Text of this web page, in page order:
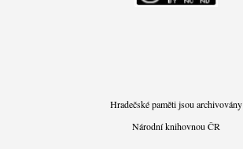
Hradečské paměti jsou archivovány
Národní knihovnou ČR